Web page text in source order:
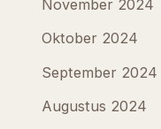
November 2024
Oktober 2024
September 2024
Augustus 2024